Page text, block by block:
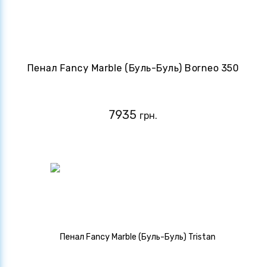
Пенал Fancy Marble (Буль-Буль) Borneo 350
7935 грн.